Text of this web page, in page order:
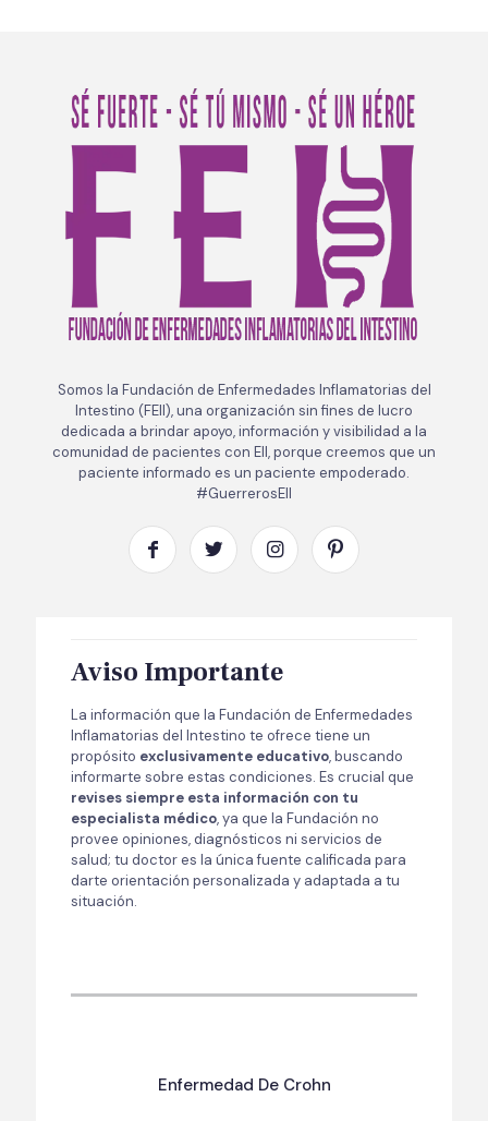
Somos la Fundación de Enfermedades Inflamatorias del
Intestino (FEII), una organización sin fines de lucro
dedicada a brindar apoyo, información y visibilidad a la
comunidad de pacientes con EII, porque creemos que un
paciente informado es un paciente empoderado.
#GuerrerosEII
Aviso Importante
La información que la Fundación de Enfermedades
Inflamatorias del Intestino te ofrece tiene un
propósito exclusivamente educativo, buscando
informarte sobre estas condiciones. Es crucial que
revises siempre esta información con tu
especialista médico, ya que la Fundación no
provee opiniones, diagnósticos ni servicios de
salud; tu doctor es la única fuente calificada para
darte orientación personalizada y adaptada a tu
situación.
Enfermedad De Crohn